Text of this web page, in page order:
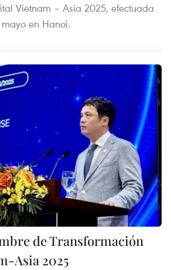
Vietnam – Asia 2025, efectuada
en Hanoi.
de Transformación
Asia 2025